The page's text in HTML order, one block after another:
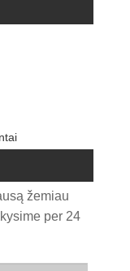
žemiau
per 24